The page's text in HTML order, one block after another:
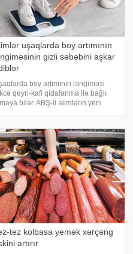
uşaqlarda boy artımının
gizli səbəbini aşkar
boy artımının ləngiməsi
qeyri-kafi qidalanma ilə bağlı
bilər. ABŞ-li alimlərin yeni
ana bətnində olarkən körpənin
tez kolbasa yemək xərçəng
artırır